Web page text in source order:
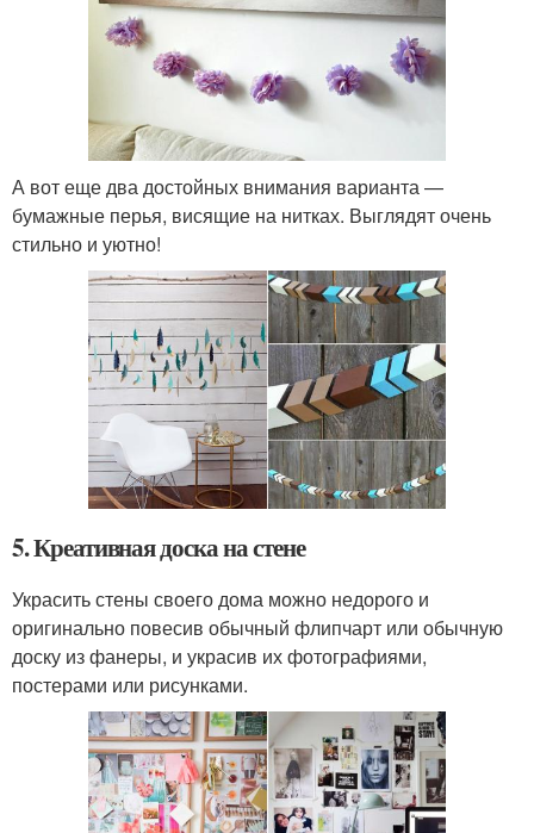
А вот еще два достойных внимания варианта —
бумажные перья, висящие на нитках. Выглядят очень
стильно и уютно!
5. Креативная доска на стене
Украсить стены своего дома можно недорого и
оригинально повесив обычный флипчарт или обычную
доску из фанеры, и украсив их фотографиями,
постерами или рисунками.